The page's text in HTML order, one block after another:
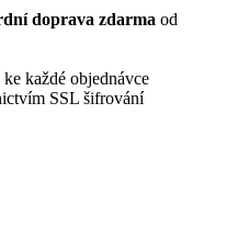
doprava zdarma od
ke každé objednávce
SSL šifrování